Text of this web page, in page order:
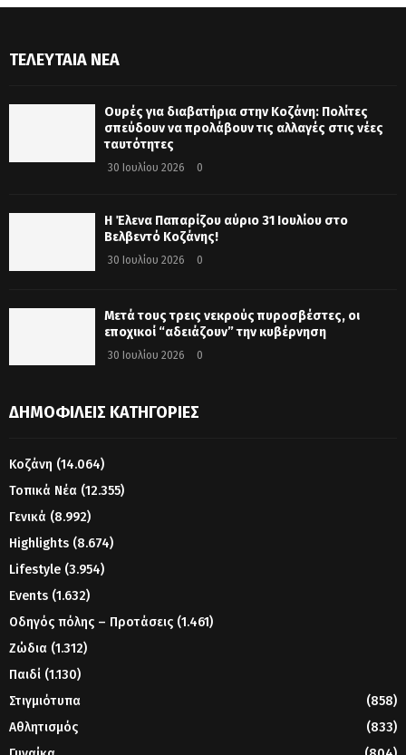
ΤΕΛΕΥΤΑΊΑ ΝΈΑ
Ουρές για διαβατήρια στην Κοζάνη: Πολίτες
σπεύδουν να προλάβουν τις αλλαγές στις νέες
ταυτότητες
30 Ιουλίου 2026 0
Η Έλενα Παπαρίζου αύριο 31 Ιουλίου στο
Βελβεντό Κοζάνης!
30 Ιουλίου 2026 0
Μετά τους τρεις νεκρούς πυροσβέστες, οι
εποχικοί “αδειάζουν” την κυβέρνηση
30 Ιουλίου 2026 0
ΔΗΜΟΦΙΛΕΊΣ ΚΑΤΗΓΟΡΊΕΣ
Κοζάνη (14.064)
Τοπικά Νέα (12.355)
Γενικά (8.992)
Highlights (8.674)
Lifestyle (3.954)
Events (1.632)
Οδηγός πόλης – Προτάσεις (1.461)
Ζώδια (1.312)
Παιδί (1.130)
Στιγμιότυπα
(858)
Αθλητισμός
(833)